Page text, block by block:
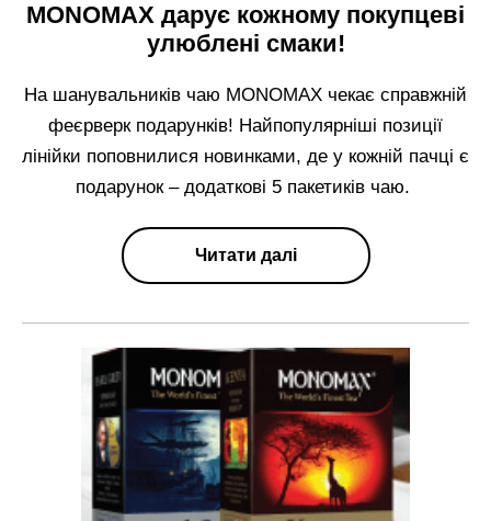
МОNOMAX дарує кожному покупцеві
улюблені смаки!
На шанувальників чаю МОNOMAX чекає справжній
феєрверк подарунків! Найпопулярніші позиції
лінійки поповнилися новинками, де у кожній пачці є
подарунок – додаткові 5 пакетиків чаю.
Читати далі